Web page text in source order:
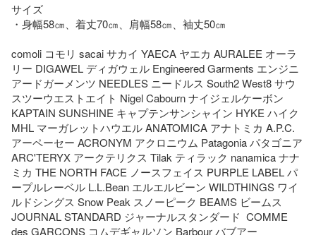
サイズ
・身幅58㎝、着丈70㎝、肩幅58㎝、袖丈50㎝
comoli コモリ sacai サカイ YAECA ヤエカ AURALEE オーラ
リー DIGAWEL ディガウェル Engineered Garments エンジニ
アードガーメンツ NEEDLES ニードルス South2 West8 サウ
スツーウエストエイト Nigel Cabourn ナイジェルケーボン
KAPTAIN SUNSHINE キャプテンサンシャイン HYKE ハイク
MHL マーガレットハウエル ANATOMICA アナトミカ A.P.C.
アーペーセー ACRONYM アクロニウム Patagonia パタゴニア
ARC'TERYX アークテリクス Tilak ティラック nanamica ナナ
ミカ THE NORTH FACE ノースフェイス PURPLE LABEL パ
ープルレーベル L.L.Bean エルエルビーン WILDTHINGS ワイ
ルドシングス Snow Peak スノーピーク BEAMS ビームス
JOURNAL STANDARD ジャーナルスタンダード  COMME
des GARÇONS コムデギャルソン Barbour バブアー